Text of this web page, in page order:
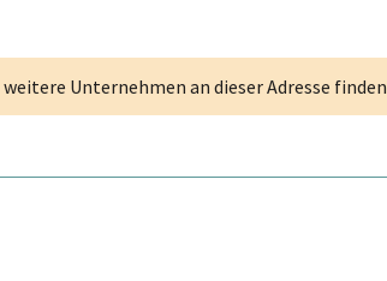
weitere Unternehmen an dieser Adresse finden